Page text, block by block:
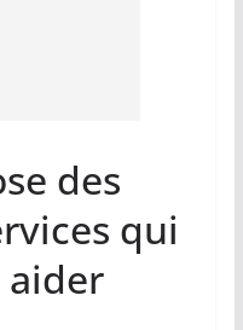
des
qui
aider